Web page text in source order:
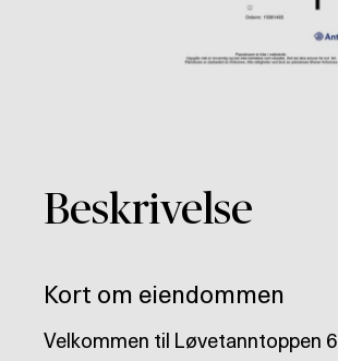
Beskrivelse
Kort om eiendommen
Velkommen til Løvetanntoppen 6